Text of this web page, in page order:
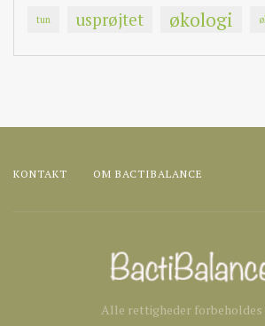
tun usprøjtet økologi
KONTAKT OM BACTIBALANCE
Alle rettigheder forbeholdes